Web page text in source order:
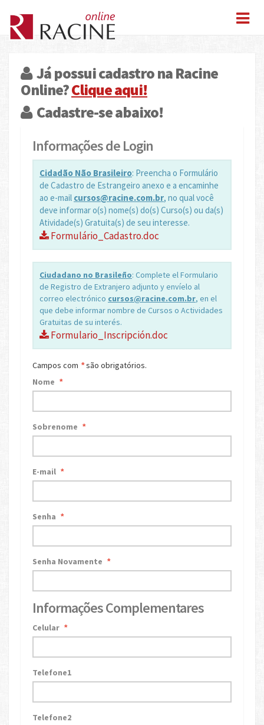
Já possui cadastro na Racine
Online?Clique aqui!
Cadastre-se abaixo!
Informações de Login
Cidadão Não Brasileiro: Preencha o Formulário
de Cadastro de Estrangeiro anexo e a encaminhe
ao e-mail cursos@racine.com.br, no qual você
deve informar o(s) nome(s) do(s) Curso(s) ou da(s)
Atividade(s) Gratuita(s) de seu interesse.
Formulário_Cadastro.doc
Ciudadano no Brasileño: Complete el Formulario
de Registro de Extranjero adjunto y envíelo al
correo electrónico cursos@racine.com.br, en el
que debe informar nombre de Cursos o Actividades
Gratuitas de su interés.
Formulario_Inscripción.doc
Campos com *são obrigatórios.
Nome *
Sobrenome *
E-mail *
Senha *
Senha Novamente *
Informações Complementares
Celular *
Telefone1
Telefone2